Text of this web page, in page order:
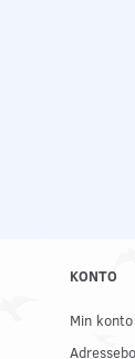
KONTO
Min konto